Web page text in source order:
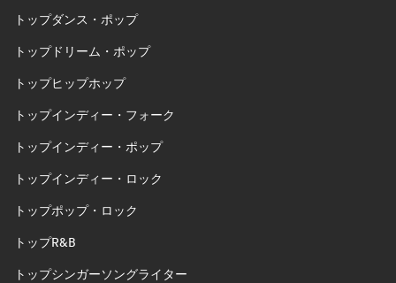
トップダンス・ポップ
トップドリーム・ポップ
トップヒップホップ
トップインディー・フォーク
トップインディー・ポップ
トップインディー・ロック
トップポップ・ロック
トップR&B
トップシンガーソングライター